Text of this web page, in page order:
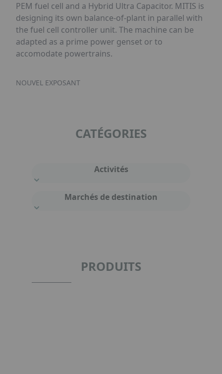
PEM fuel cell and a Hybrid Ultra Capacitor. MITIS is
designing its own balance-of-plant in parallel with
the fuel cell controller unit. The machine can be
adapted as a prime power genset or to
accomodate powertrains.
NOUVEL EXPOSANT
CATÉGORIES
Activités
Marchés de destination
PRODUITS